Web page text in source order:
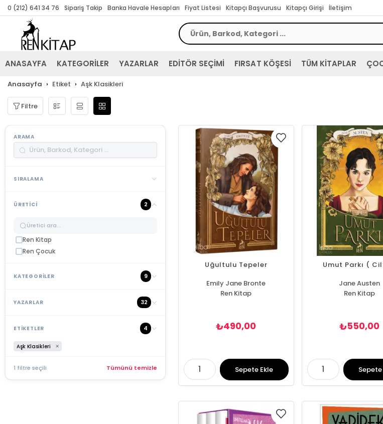
0 (212) 641 34 76 Sipariş Takip Banka Havale Hesapları Fiyat Listesi Kitapçı Başvurusu Kitapçı Girişi İletişim
ANASAYFA KATEGORİLER YAZARLAR EDİTÖR SEÇİMİ FIRSAT KÖŞESİ TÜM KİTAPLAR
Anasayfa Etiket Aşk Klasikleri
Filtre
ARAMA
SIRALAMA
ÜRETICI 2
Ren Kitap
Ren Çocuk
KATEGORİLER 9
YAZARLAR 32
ETİKETLER 4
Aşk Klasikleri
1 filtre seçili Tümünü temizle
Uğultulu Tepeler
Emily Jane Bronte
Ren Kitap
₺490,00
Sepete Ekle
Umut Parkı (
Jane Austen
Ren Kitap
₺550,00
Sepete